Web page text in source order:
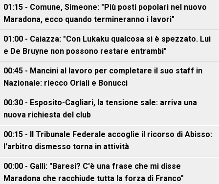
01:15 - Comune, Simeone: "Più posti popolari nel nuovo
Maradona, ecco quando termineranno i lavori"
01:00 - Caiazza: "Con Lukaku qualcosa si è spezzato. Lui
e De Bruyne non possono restare entrambi"
00:45 - Mancini al lavoro per completare il suo staff in
Nazionale: riecco Oriali e Bonucci
00:30 - Esposito-Cagliari, la tensione sale: arriva una
nuova richiesta del club
00:15 - Il Tribunale Federale accoglie il ricorso di Abisso:
l'arbitro dismesso torna in attività
00:00 - Galli: "Baresi? C'è una frase che mi disse
Maradona che racchiude tutta la forza di Franco"